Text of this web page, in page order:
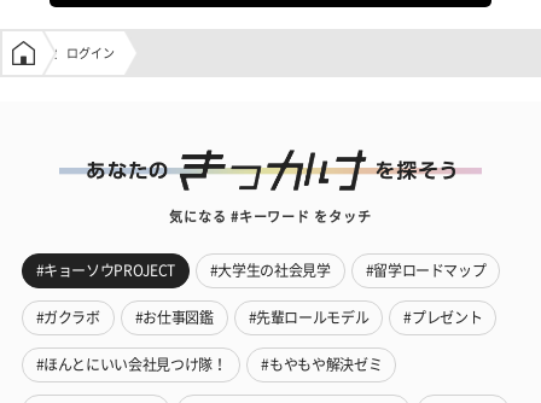
学生の窓口トップ
ログイン
気になる #キーワード をタッチ
#キョーソウPROJECT #大学生の社会見学 #留学ロードマップ
#ガクラボ #お仕事図鑑 #先輩ロールモデル #プレゼント
#ほんとにいい会社見つけ隊！ #もやもや解決ゼミ